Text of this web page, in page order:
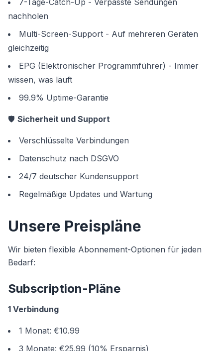
7-Tage-Catch-Up - Verpasste Sendungen
nachholen
Multi-Screen-Support - Auf mehreren Geräten
gleichzeitig
EPG (Elektronischer Programmführer) - Immer
wissen, was läuft
99.9% Uptime-Garantie
🛡️ Sicherheit und Support
Verschlüsselte Verbindungen
Datenschutz nach DSGVO
24/7 deutscher Kundensupport
Regelmäßige Updates und Wartung
Unsere Preispläne
Wir bieten flexible Abonnement-Optionen für jeden
Bedarf:
Subscription-Pläne
1 Verbindung
1 Monat: €10.99
3 Monate: €25.99 (10% Ersparnis)